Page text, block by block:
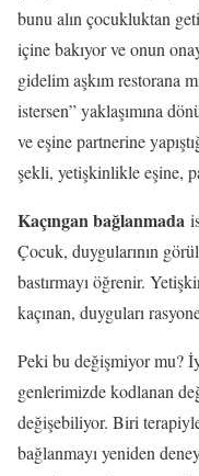
bunu alın çocukluktan
içine bakıyor ve onun
gidelim aşkım restorana
istersen” yaklaşımına
ve eşine partnerine
şekli, yetişkinlikle eşine,
Kaçıngan bağlanmada
Çocuk, duygularının
bastırmayı öğrenir.
kaçınan, duyguları
Peki bu değişmiyor mu?
genlerimizde kodlanan
değişebiliyor. Biri
bağlanmayı yeniden